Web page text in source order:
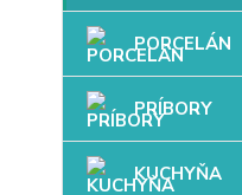
PORCELÁN
PRÍBORY
KUCHYŇA